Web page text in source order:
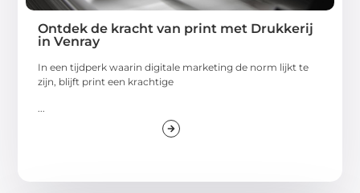
Ontdek de kracht van print met Drukkerij
in Venray
In een tijdperk waarin digitale marketing de norm lijkt te
zijn, blijft print een krachtige